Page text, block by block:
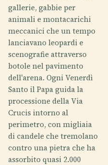
gallerie, gabbie per
animali e montacarichi
meccanici che un tempo
lanciavano leopardi e
scenografie attraverso
botole nel pavimento
dell'arena. Ogni Venerdì
Santo il Papa guida la
processione della Via
Crucis intorno al
perimetro, con migliaia
di candele che tremolano
contro una pietra che ha
assorbito quasi 2.000